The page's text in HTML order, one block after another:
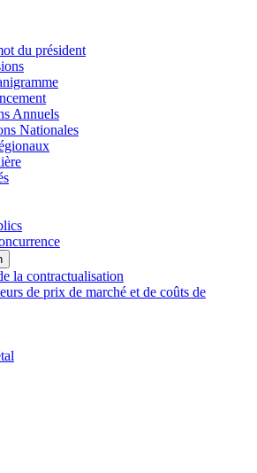
du président
Annuels
Nationales
la contractualisation
de prix de marché et de coûts de